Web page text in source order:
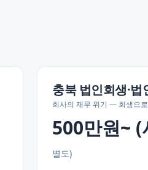
충북 법인회생·법
회사의 재무 위기 — 회생으
500만원~
별도)